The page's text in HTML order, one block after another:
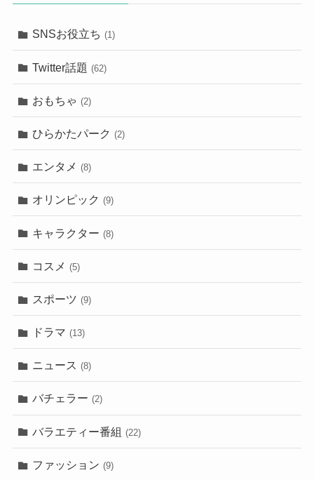
SNSお役立ち (1)
Twitter話題 (62)
おもちゃ (2)
ひらかたパーク (2)
エンタメ (8)
オリンピック (9)
キャラクター (8)
コスメ (5)
スポーツ (9)
ドラマ (13)
ニュース (8)
バチェラー (2)
バラエティー番組 (22)
ファッション (9)